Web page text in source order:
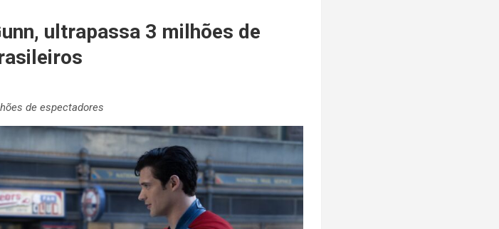
ultrapassa 3 milhões de
de espectadores